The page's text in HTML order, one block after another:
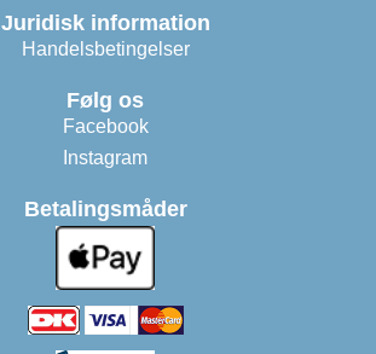
Juridisk information
Handelsbetingelser
Følg os
Facebook
Instagram
Betalingsmåder